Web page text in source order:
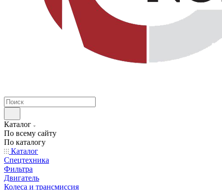
Каталог
По всему сайту
По каталогу
Каталог
Спецтехника
Фильтра
Двигатель
Колеса и трансмиссия